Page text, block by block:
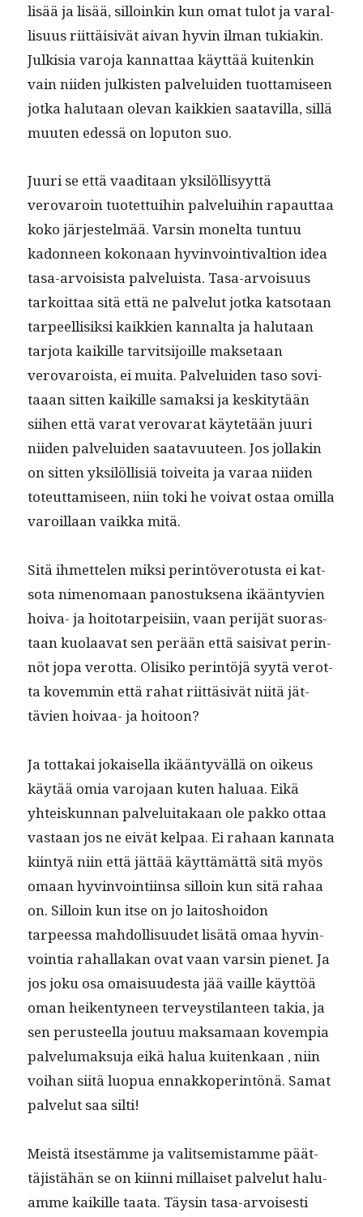
lisää ja lisää, sil­loinkin kun omat tulot ja var­al­
lisu­us riit­täi­sivät aivan hyvin ilman tuki­akin.
Julk­isia varo­ja kan­nat­taa käyt­tää kuitenkin
vain niiden julk­isten palvelu­iden tuot­tamiseen
jot­ka halu­taan ole­van kaikkien saatavil­la, sil­lä
muuten edessä on lop­u­ton suo.
Juuri se että vaa­di­taan yksilöl­lisyyt­tä
verovaroin tuotet­tui­hin palvelui­hin rapaut­taa
koko jär­jestelmää. Varsin mon­elta tun­tuu
kadon­neen kokon­aan hyv­in­voin­ti­val­tion idea
tasa-arvoi­sista palveluista. Tasa-arvoisu­us
tarkoit­taa sitä että ne palve­lut jot­ka kat­so­taan
tarpeel­lisik­si kaikkien kannal­ta ja halu­taan
tar­jo­ta kaikille tarvit­si­joille mak­se­taan
verovaroista, ei mui­ta. Palvelu­iden taso sovi­
taaan sit­ten kaikille samak­si ja keski­tytään
siihen että varat verovarat käytetään juuri
niiden palvelu­iden saatavu­u­teen. Jos jol­lakin
on sit­ten yksilöl­lisiä toivei­ta ja varaa niiden
toteut­tamiseen, niin toki he voivat ostaa omil­la
varoil­laan vaik­ka mitä.
Sitä ihmette­len mik­si per­in­tövero­tus­ta ei kat­
so­ta nimeno­maan panos­tuk­se­na ikään­tyvien
hoi­va- ja hoito­tarpeisi­in, vaan per­i­jät suo­ras­
taan kuo­laa­vat sen perään että saisi­vat perin­
nöt jopa verot­ta. Olisiko per­in­töjä syytä verot­
ta kovem­min että rahat riit­tä­sivät niitä jät­
tävien hoivaa- ja hoitoon?
Ja tot­takai jokaisel­la ikään­tyväl­lä on oikeus
käytää omia varo­jaan kuten halu­aa. Eikä
yhteiskun­nan palveluitakaan ole pakko ottaa
vas­taan jos ne eivät kel­paa. Ei rahaan kan­na­ta
kiin­tyä niin että jät­tää käyt­tämät­tä sitä myös
omaan hyv­in­voin­ti­in­sa sil­loin kun sitä rahaa
on. Sil­loin kun itse on jo laitoshoidon
tarpeessa mah­dol­lisu­udet lisätä omaa hyv­in­
voin­tia rahal­lakan ovat vaan varsin pienet. Ja
jos joku osa omaisu­ud­es­ta jää vaille käyt­töä
oman heiken­tyneen ter­veysti­lanteen takia, ja
sen perus­teel­la joutuu mak­samaan kovem­pia
palvelumak­su­ja eikä halua kuitenkaan , niin
voihan siitä luop­ua ennakkoper­in­tönä. Samat
palve­lut saa silti!
Meistä itses­tämme ja val­it­semis­tamme päät­
täjistähän se on kiin­ni mil­laiset palve­lut halu­
amme kaikille taa­ta. Täysin tasa-arvois­es­ti